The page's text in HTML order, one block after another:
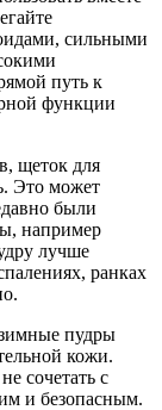
сильными
путь к
функции
щеток для
Это может
были
например
лучше
ранках
пудры
кожи.
сочетать с
и безопасным.